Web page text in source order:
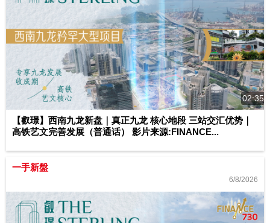
02:35
【叡璟】西南九龙新盘｜真正九龙 核心地段 三站交汇优势｜
高铁艺文完善发展（普通话） 影片来源:FINANCE...
一手新盤
6/8/2026